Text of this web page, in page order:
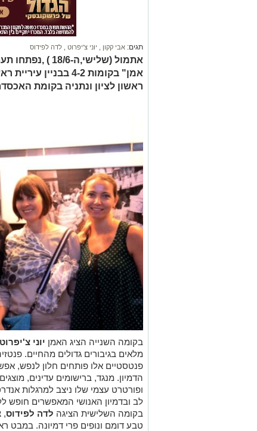
תגים: אבי קקון יוני צ'יפרוט לדה לפידוס
אתמול
אמן" בקומות 4-2
ראשון לציון ונתניה בקומת
בקומה השנייה הציג האמן יוני צ'יפרוט
מלאים בגיבורים גדולים מהחיים.
פנטסטיים אלו פותחים חלון לנפש,
הדמיון. מנגד, ברישומים עדינים,
ופורטרט עצמי שלו ניצב למרגלות
לב ובדמיון האנושי המאפשרים חופש
בקומה השלישית הציגה לדה לפידוס,
טבע דומם ונופים פרי דמיונה. במבט